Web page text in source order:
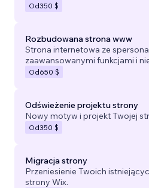
Od350 $
Rozbudowana strona www
Strona internetowa ze
zaawansowanymi funkcjami i
Od650 $
Odświeżenie projektu strony
Nowy motyw i projekt Twojej
Od350 $
Migracja strony
Przeniesienie Twoich
strony Wix.